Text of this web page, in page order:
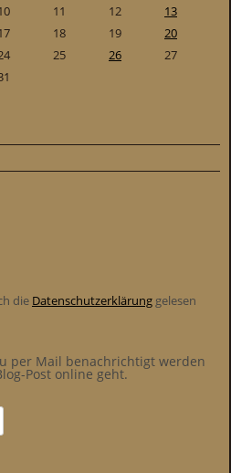
11 12
13
18 19
20
25 26
27
die Datenschutzerklärung gelesen
per Mail benachrichtigt werden
Post online geht.